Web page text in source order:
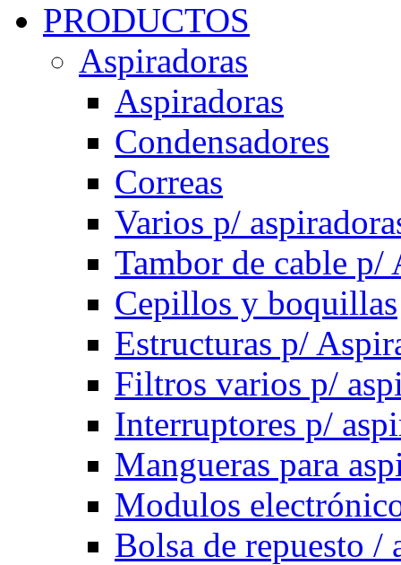
PRODUCTOS
Aspiradoras
Aspiradoras
Condensadores
Correas
Varios p/
Tambor de cable p/
Cepillos y boquillas
Estructuras p/
Filtros varios p/
Interruptores p/
Mangueras para
Modulos
Bolsa de repuesto /